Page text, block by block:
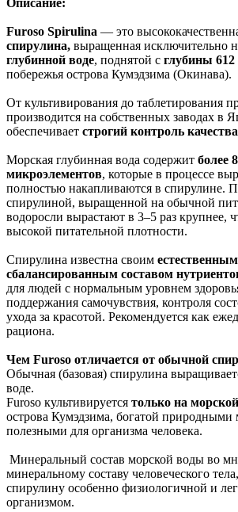
Описание:
Furoso Spirulina — это
спирулина, выращенная исключительно
глубинной воде, поднятой с глубины 612
побережья острова Кумэдзима (Окинава).
От культивирования до таблетирования
производится на собственных заводах в
обеспечивает строгий контроль качества
Морская глубинная вода содержит более
микроэлементов, которые в процессе
полностью накапливаются в спирулине.
спирулиной, выращенной на обычной
водоросли вырастают в 3–5 раз крупнее,
высокой питательной плотности.
Спирулина известна своим
сбалансированным составом
для людей с нормальным уровнем
поддержания самочувствия, контроля
ухода за красотой. Рекомендуется как
рациона.
Чем Furoso отличается от обычной
Обычная (базовая) спирулина
воде.
Furoso культивируется только на
острова Кумэдзима, богатой природными
полезными для организма человека.
Минеральный состав морской воды во
минеральному составу человеческого
спирулину особенно физиологичной и
организмом.